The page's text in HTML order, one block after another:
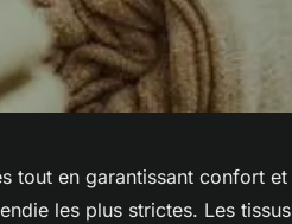
tout en garantissant confort
les plus strictes. Les